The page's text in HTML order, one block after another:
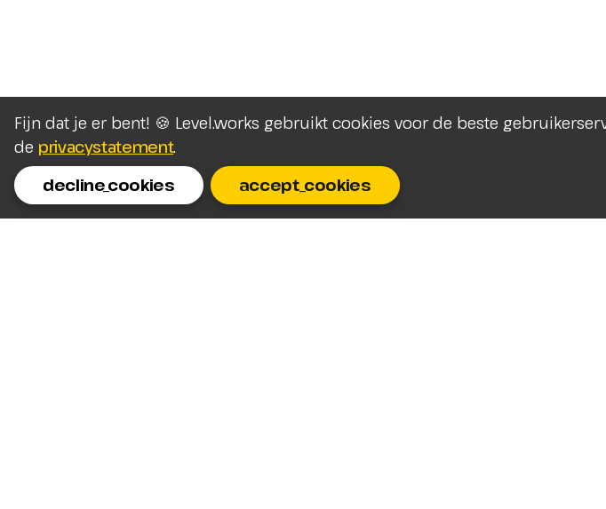
Fijn dat je er bent! 🍪 Level.works gebruikt cookies voor de beste
de privacystatement.
decline_cookies
accept_cookies